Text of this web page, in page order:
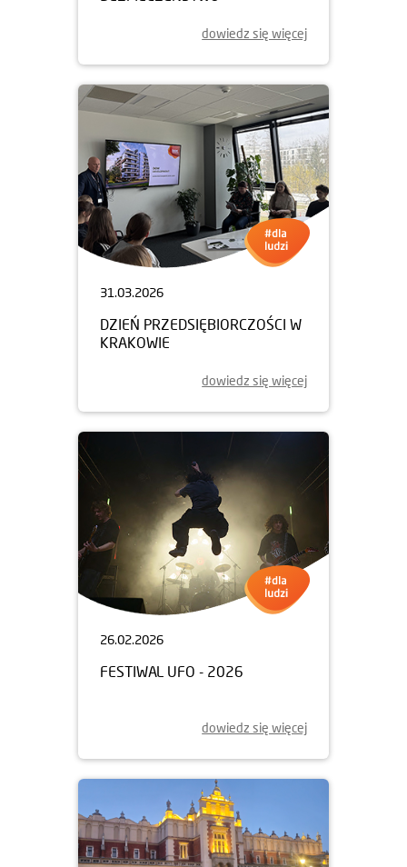
dowiedz się więcej
31.03.2026
DZIEŃ PRZEDSIĘBIORCZOŚCI W
KRAKOWIE
dowiedz się więcej
26.02.2026
FESTIWAL UFO - 2026
dowiedz się więcej